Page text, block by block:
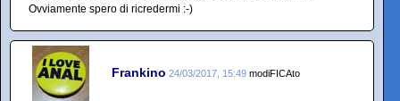
Ovviamente spero di ricredermi :-)
Frankino 24/03/2017, 15:49 modiFICAto